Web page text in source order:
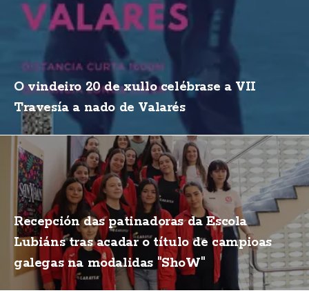
O vindeiro 20 de xullo celébrase a VII
Travesía a nado de Valarés
Recepción das patinadoras da Escola
Lubiáns tras acadar o título de campioas
galegas na modalidas "ShoW"